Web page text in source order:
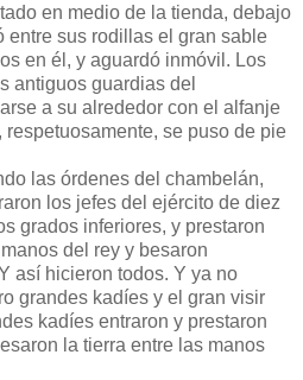
en medio de la tienda, debajo
entre sus rodillas el gran sable
en él, y aguardó inmóvil. Los
antiguos guardias del
a su alrededor con el alfanje
se puso de pie
las órdenes del chambelán,
los jefes del ejército de diez
grados inferiores, y prestaron
del rey y besaron
así hicieron todos. Y ya no
grandes kadíes y el gran visir
kadíes entraron y prestaron
la tierra entre las manos